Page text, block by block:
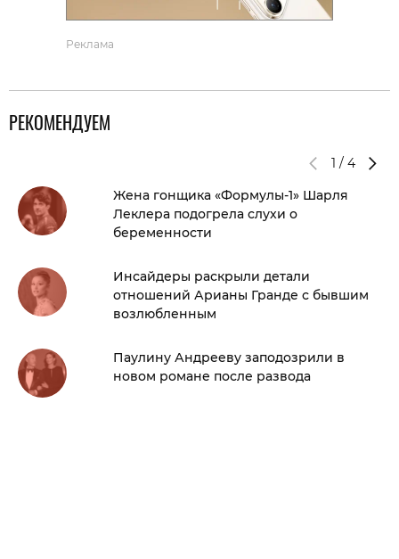
Реклама
РЕКОМЕНДУЕМ
1 / 4
Жена гонщика «Формулы-1» Шарля
Леклера подогрела слухи о
беременности
Инсайдеры раскрыли детали
отношений Арианы Гранде с бывшим
возлюбленным
Паулину Андрееву заподозрили в
новом романе после развода